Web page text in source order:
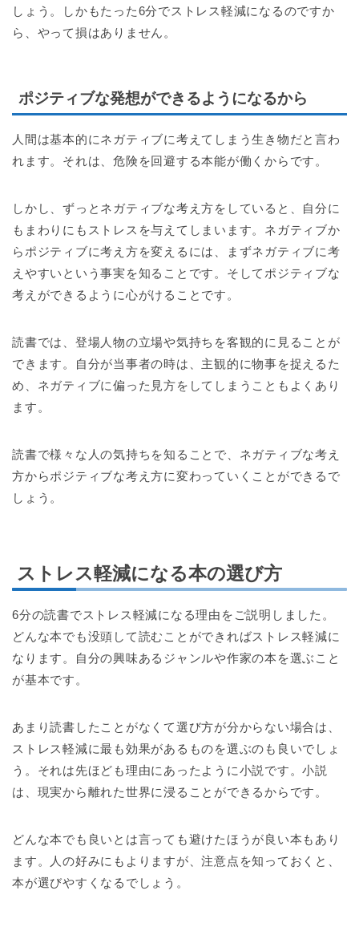
しょう。しかもたった6分でストレス軽減になるのですか
ら、やって損はありません。
ポジティブな発想ができるようになるから
人間は基本的にネガティブに考えてしまう生き物だと言わ
れます。それは、危険を回避する本能が働くからです。
しかし、ずっとネガティブな考え方をしていると、自分に
もまわりにもストレスを与えてしまいます。ネガティブか
らポジティブに考え方を変えるには、まずネガティブに考
えやすいという事実を知ることです。そしてポジティブな
考えができるように心がけることです。
読書では、登場人物の立場や気持ちを客観的に見ることが
できます。自分が当事者の時は、主観的に物事を捉えるた
め、ネガティブに偏った見方をしてしまうこともよくあり
ます。
読書で様々な人の気持ちを知ることで、ネガティブな考え
方からポジティブな考え方に変わっていくことができるで
しょう。
ストレス軽減になる本の選び方
6分の読書でストレス軽減になる理由をご説明しました。
どんな本でも没頭して読むことができればストレス軽減に
なります。自分の興味あるジャンルや作家の本を選ぶこと
が基本です。
あまり読書したことがなくて選び方が分からない場合は、
ストレス軽減に最も効果があるものを選ぶのも良いでしょ
う。それは先ほども理由にあったように小説です。小説
は、現実から離れた世界に浸ることができるからです。
どんな本でも良いとは言っても避けたほうが良い本もあり
ます。人の好みにもよりますが、注意点を知っておくと、
本が選びやすくなるでしょう。